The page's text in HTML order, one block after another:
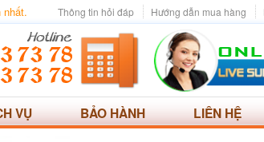
nhất. Hướng dẫn mua hàng
Thông tin hỏi đáp
VỤ BẢO HÀNH LIÊN HỆ